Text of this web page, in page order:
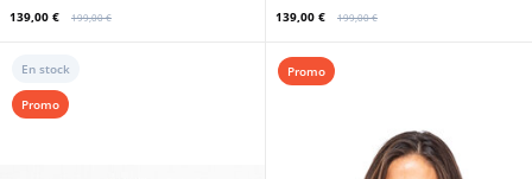
139,00 € 199,00 € 139,00 € 199,00 €
En stock
Promo
Promo